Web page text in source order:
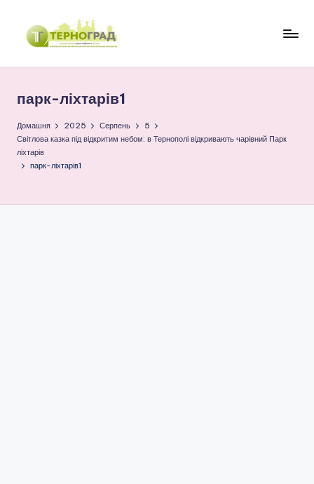
Перейти
р
н
о
парк-ліхтарів1
Домашня 2025 Серпень
5
Світлова казка під відкритим небом: в Тернополі відкривають чарівний Парк
ліхтарів
парк-ліхтарів1